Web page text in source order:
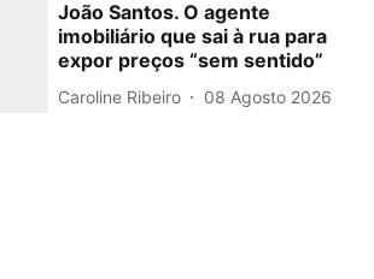
João Santos. O agente
imobiliário que sai à rua para
expor preços “sem sentido”
Caroline Ribeiro 08 Agosto 2026